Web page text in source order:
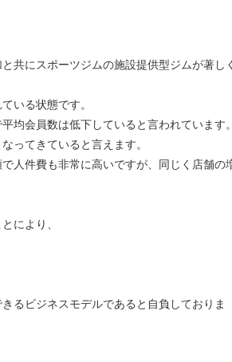
共にスポーツジムの施設提供型ジムが著し
いる状態です。
均会員数は低下していると言われています
ってきていると言えます。
人件費も非常に高いですが、同じく店舗の
により、
るビジネスモデルであると自負しておりま